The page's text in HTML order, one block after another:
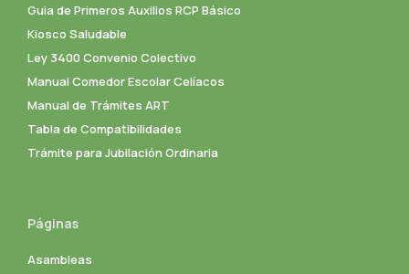
Guia de Primeros Auxilios RCP Básico
Kiosco Saludable
Ley 3400 Convenio Colectivo
Manual Comedor Escolar Celíacos
Manual de Trámites ART
Tabla de Compatibilidades
Trámite para Jubilación Ordinaria
Páginas
Asambleas